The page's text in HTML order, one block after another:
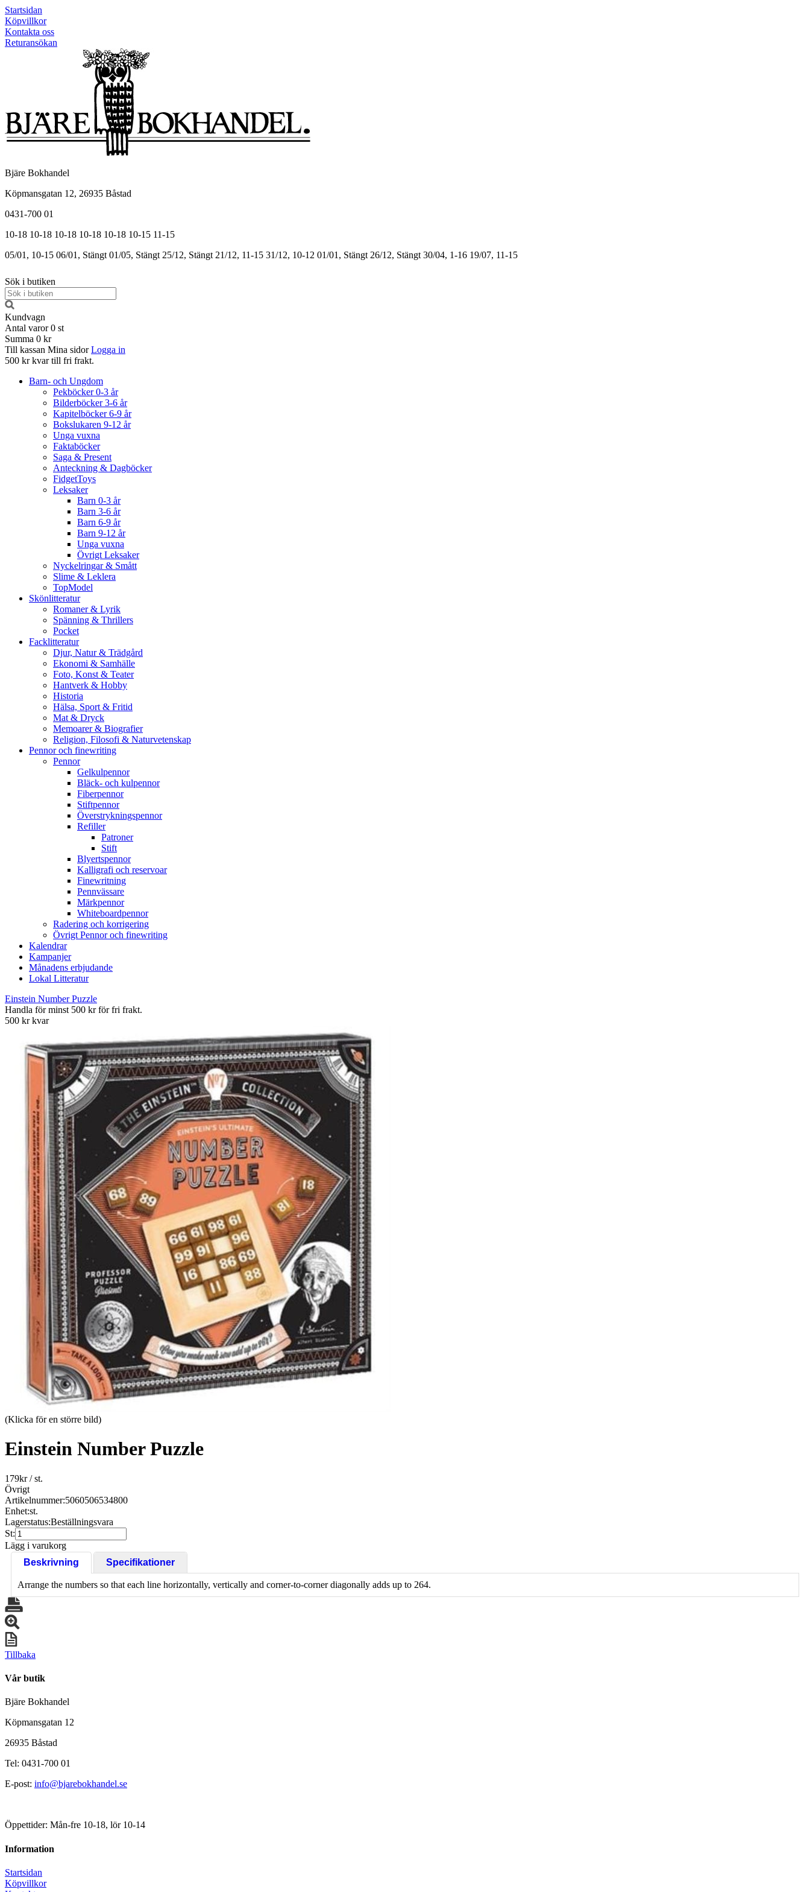
Startsidan
Köpvillkor
Kontakta oss
Returansökan
Bjäre Bokhandel
Köpmansgatan 12, 26935 Båstad
0431-700 01
10-18 10-18 10-18 10-18 10-18 10-15 11-15
05/01, 10-15 06/01, Stängt 01/05, Stängt 25/12, Stängt 21/12, 11-15 31/12, 10-12 01/01, Stängt 26/12, Stängt 30/04, 1-16 19/07, 11-15
Sök i butiken
Kundvagn
Antal varor 0 st
Summa 0 kr
Till kassan Mina sidor Logga in
500 kr kvar till fri frakt.
Barn- och Ungdom
Pekböcker 0-3 år
Bilderböcker 3-6 år
Kapitelböcker 6-9 år
Bokslukaren 9-12 år
Unga vuxna
Faktaböcker
Saga & Present
Anteckning & Dagböcker
FidgetToys
Leksaker
Barn 0-3 år
Barn 3-6 år
Barn 6-9 år
Barn 9-12 år
Unga vuxna
Övrigt Leksaker
Nyckelringar & Smått
Slime & Leklera
TopModel
Skönlitteratur
Romaner & Lyrik
Spänning & Thrillers
Pocket
Facklitteratur
Djur, Natur & Trädgård
Ekonomi & Samhälle
Foto, Konst & Teater
Hantverk & Hobby
Historia
Hälsa, Sport & Fritid
Mat & Dryck
Memoarer & Biografier
Religion, Filosofi & Naturvetenskap
Pennor och finewriting
Pennor
Gelkulpennor
Bläck- och kulpennor
Fiberpennor
Stiftpennor
Överstrykningspennor
Refiller
Patroner
Stift
Blyertspennor
Kalligrafi och reservoar
Finewritning
Pennvässare
Märkpennor
Whiteboardpennor
Radering och korrigering
Övrigt Pennor och finewriting
Kalendrar
Kampanjer
Månadens erbjudande
Lokal Litteratur
Einstein Number Puzzle
Handla för minst 500 kr för fri frakt.
500 kr kvar
(Klicka för en större bild)
Einstein Number Puzzle
179kr/ st.
Övrigt
Artikelnummer:5060506534800
Enhet:st.
Lagerstatus:Beställningsvara
St:
Lägg i varukorg
Beskrivning
Specifikationer
Arrange the numbers so that each line horizontally, vertically and corner-to-corner diagonally adds up to 264.
Tillbaka
Vår butik
Bjäre Bokhandel
Köpmansgatan 12
26935 Båstad
Tel: 0431-700 01
E-post: info@bjarebokhandel.se
Öppettider: Mån-fre 10-18, lör 10-14
Information
Startsidan
Köpvillkor